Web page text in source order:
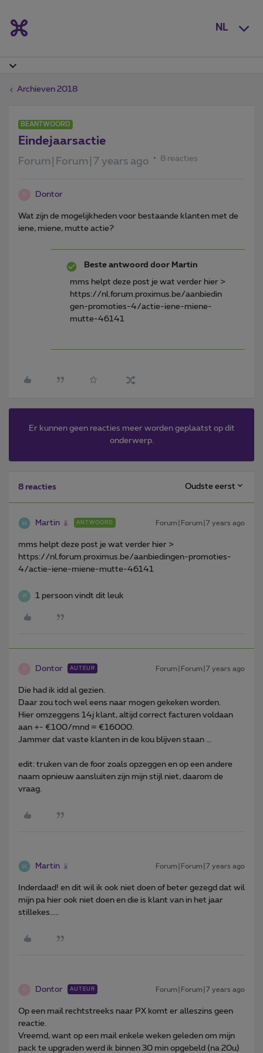
NL
Archieven 2018
BEANTWOORD
Eindejaarsactie
Forum|Forum|7 years ago 8 reacties
Dontor
Wat zijn de mogelijkheden voor bestaande klanten met de
iene, miene, mutte actie?
Beste antwoord door Martin
mms helpt deze post je wat verder hier >
https://nl.forum.proximus.be/aanbiedin
gen-promoties-4/actie-iene-miene-
mutte-46141
Er kunnen geen reacties meer worden geplaatst op dit
onderwerp.
8 reacties Oudste eerst
Martin ANTWOORD Forum|Forum|7 years ago
mms helpt deze post je wat verder hier >
https://nl.forum.proximus.be/aanbiedingen-promoties-
4/actie-iene-miene-mutte-46141
W 1 persoon vindt dit leuk
Dontor AUTEUR Forum|Forum|7 years ago
Die had ik idd al gezien.
Daar zou toch wel eens naar mogen gekeken worden.
Hier omzeggens 14j klant, altijd correct facturen voldaan
aan +- €100/mnd = €16000.
Jammer dat vaste klanten in de kou blijven staan ...
edit: truken van de foor zoals opzeggen en op een andere
naam opnieuw aansluiten zijn mijn stijl niet, daarom de
vraag.
Martin Forum|Forum|7 years ago
Inderdaad! en dit wil ik ook niet doen of beter gezegd dat wil
mijn pa hier ook niet doen en die is klant van in het jaar
stillekes.....
Dontor AUTEUR Forum|Forum|7 years ago
Op een mail rechtstreeks naar PX komt er alleszins geen
reactie.
Vreemd, want op een mail enkele weken geleden om mijn
pack te upgraden werd ik binnen 30 min opgebeld (na 20u)